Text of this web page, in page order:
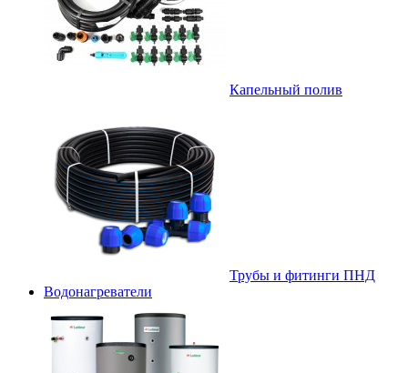
Капельный полив
Трубы и фитинги ПНД
Водонагреватели